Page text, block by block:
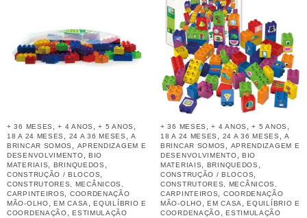
+ 36 MESES ,+ 4 ANOS ,+ 5 ANOS
18 A 24 MESES 24 A 36 MESES ,A
BRINCAR SOMOS
APRENDIZAGEM E
DESENVOLVIMENTO
BIO
MATERIAIS
BRINQUEDOS
CONSTRUÇÃO / BLOCOS
CONSTRUTORES, MECÂNICOS,
CARPINTEIROS
COORDENAÇÃO
MÃO-OLHO
,EM CASA ,EQUILÍBRIO E
COORDENAÇÃO
,ESTIMULAÇÃO
+ 36 MESES ,+ 4 ANOS ,+ 5 ANOS
18 A 24 MESES 24 A 36 MESES ,A
BRINCAR SOMOS
APRENDIZAGEM E
DESENVOLVIMENTO
BIO
MATERIAIS
BRINQUEDOS
CONSTRUÇÃO / BLOCOS
CONSTRUTORES, MECÂNICOS,
CARPINTEIROS
COORDENAÇÃO
MÃO-OLHO
,EM CASA ,EQUILÍBRIO E
COORDENAÇÃO
,ESTIMULAÇÃO